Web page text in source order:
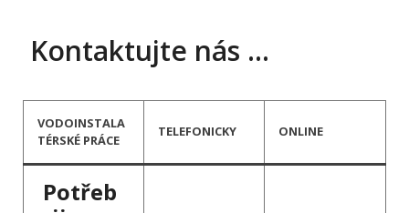
Kontaktujte nás …
VODOINSTALA
TÉRSKÉ PRÁCE
TELEFONICKY ONLINE
Potřeb